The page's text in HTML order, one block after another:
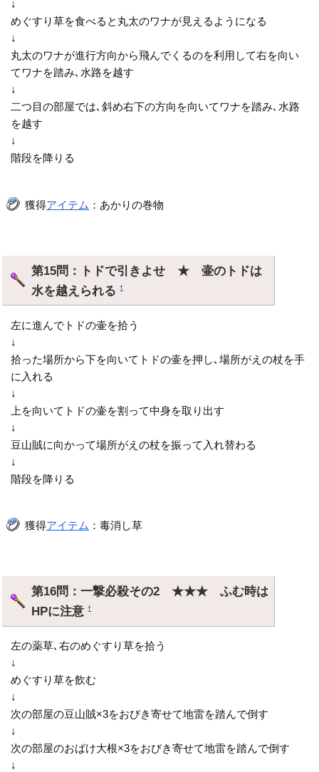
↓
めぐすり草を食べると丸太のワナが見えるようになる
↓
丸太のワナが進行方向から飛んでくるのを利用して右を向い
てワナを踏み､水路を越す
↓
二つ目の部屋では､斜め右下の方向を向いてワナを踏み､水路
を越す
↓
階段を降りる
獲得アイテム ：あかりの巻物
第15問：トドで引きよせ ★ 壷のトドは
水を越えられる†
左に進んでトドの壷を拾う
↓
拾った場所から下を向いてトドの壷を押し､場所がえの杖を手
に入れる
↓
上を向いてトドの壷を割って中身を取り出す
↓
豆山賊に向かって場所がえの杖を振って入れ替わる
↓
階段を降りる
獲得アイテム ：毒消し草
第16問：一撃必殺その2 ★★★ ふむ時は
HPに注意†
左の薬草､右のめぐすり草を拾う
↓
めぐすり草を飲む
↓
次の部屋の豆山賊×3をおびき寄せて地雷を踏んで倒す
↓
次の部屋のおばけ大根×3をおびき寄せて地雷を踏んで倒す
↓